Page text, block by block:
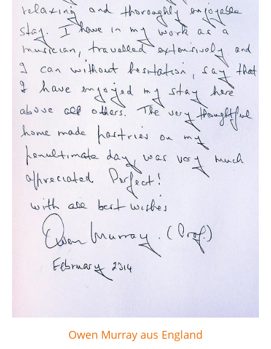
Owen Murray aus England